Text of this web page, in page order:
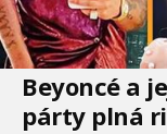
Beyoncé a
párty plná